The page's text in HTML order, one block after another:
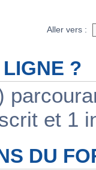
Aller vers :
?
et 1
DU